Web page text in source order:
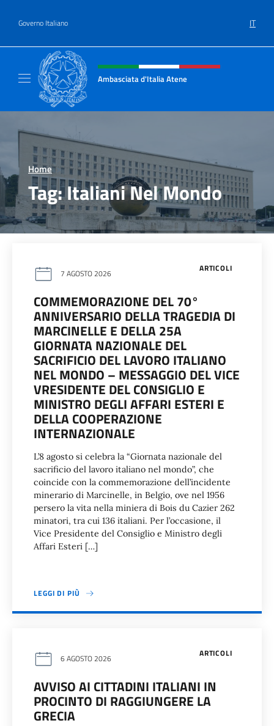
Governo Italiano IT
Intestazione sito, social e menù
Ambasciata d'Italia Atene
Home >
Tag:Italiani Nel Mondo
ARTICOLI
7 AGOSTO 2026
COMMEMORAZIONE DEL 70°
ANNIVERSARIO DELLA TRAGEDIA DI
MARCINELLE E DELLA 25A
GIORNATA NAZIONALE DEL
SACRIFICIO DEL LAVORO ITALIANO
NEL MONDO – MESSAGGIO DEL VICE
VRESIDENTE DEL CONSIGLIO E
MINISTRO DEGLI AFFARI ESTERI E
DELLA COOPERAZIONE
INTERNAZIONALE
L’8 agosto si celebra la “Giornata nazionale del
sacrificio del lavoro italiano nel mondo”, che
coincide con la commemorazione dell’incidente
minerario di Marcinelle, in Belgio, ove nel 1956
persero la vita nella miniera di Bois du Cazier 262
minatori, tra cui 136 italiani. Per l’occasione, il
Vice Presidente del Consiglio e Ministro degli
Affari Esteri […]
LEGGI DI PIÙ
ARTICOLI
6 AGOSTO 2026
AVVISO AI CITTADINI ITALIANI IN
PROCINTO DI RAGGIUNGERE LA
GRECIA